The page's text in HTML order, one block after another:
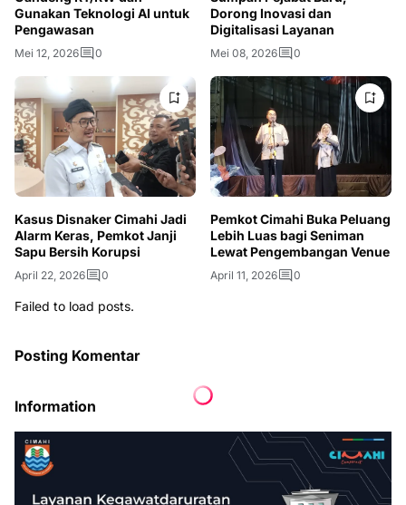
Gunakan Teknologi AI untuk
Pengawasan
Mei 12, 2026 0
Dorong Inovasi dan
Digitalisasi Layanan
Mei 08, 2026 0
Kasus Disnaker Cimahi Jadi
Alarm Keras, Pemkot Janji
Sapu Bersih Korupsi
April 22, 2026 0
Pemkot Cimahi Buka Peluang
Lebih Luas bagi Seniman
Lewat Pengembangan Venue
April 11, 2026 0
Failed to load posts.
Posting Komentar
Information